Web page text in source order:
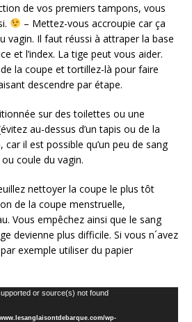
de vos premiers tampons, vous
– Mettez-vous accroupie car ça
vagin. Il faut réussi à attraper la base
et l’index. La tige peut vous aider.
la coupe et tortillez-là pour faire
descendre par étape.
sur des toilettes ou une
au-dessus d’un tapis ou de la
il est possible qu’un peu de sang
ou coule du vagin.
nettoyer la coupe le plus tôt
de la coupe menstruelle,
Vous empêchez ainsi que le sang
devienne plus difficile. Si vous n´avez
exemple utiliser du papier
or source(s) not found
wp-